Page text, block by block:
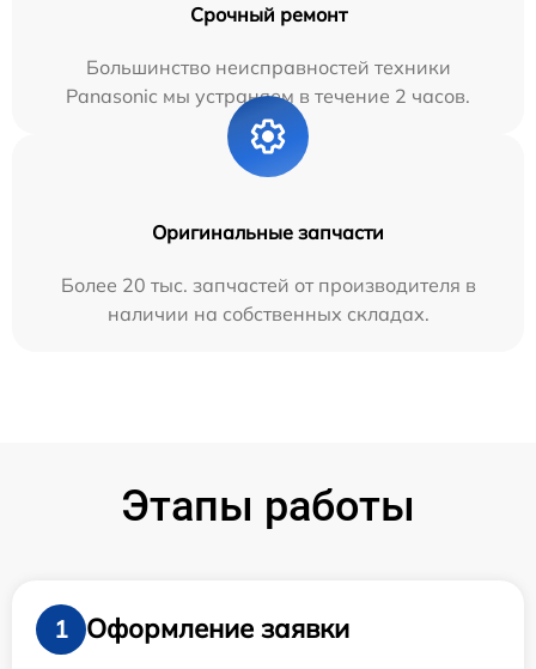
Срочный ремонт
Большинство неисправностей техники
Panasonic мы устраняем в течение 2 часов.
Оригинальные запчасти
Более 20 тыс. запчастей от производителя в
наличии на собственных складах.
Этапы работы
1
Оформление заявки